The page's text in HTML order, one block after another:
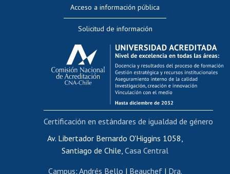
Evaluación docente
Calificación académica
Postulación al AUCAI
Funcionarias/os
Cursos internos de capacitación
Bienestar del personal
Portal de movilidad interna
Certificado de renta
Certificado de renta honorarios
Acceso a información pública
Solicitud de información
Av. Libertador Bernardo O'Higgins 1058,
Santiago de Chile, Casa Central
Campus: Andrés Bello | Beauchef| Dra.
Certificación en estándares de igualdad de género